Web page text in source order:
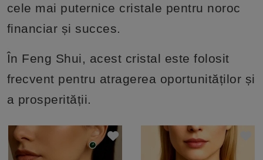
cele mai puternice cristale pentru noroc
financiar și succes.
În Feng Shui, acest cristal este folosit
frecvent pentru atragerea oportunităților și
a prosperității.